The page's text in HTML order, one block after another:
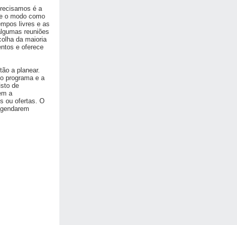
é a
o modo como
livres e as
reuniões
da maioria
e oferece
a planear.
programa e a
de
a
ou ofertas. O